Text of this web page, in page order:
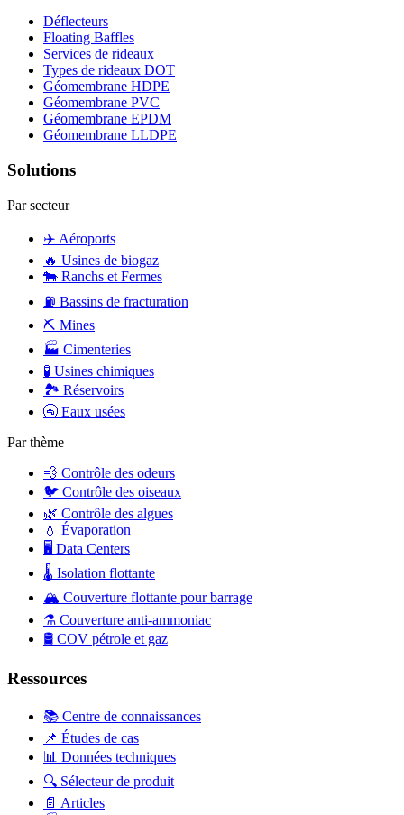
Déflecteurs
Floating Baffles
Services de rideaux
Types de rideaux DOT
Géomembrane HDPE
Géomembrane PVC
Géomembrane EPDM
Géomembrane LLDPE
Solutions
Par secteur
✈️ Aéroports
🔥 Usines de biogaz
🐄 Ranchs et Fermes
⛽ Bassins de fracturation
⛏️ Mines
🏭 Cimenteries
🧪 Usines chimiques
🏞️ Réservoirs
🚰 Eaux usées
Par thème
💨 Contrôle des odeurs
🐦 Contrôle des oiseaux
🌿 Contrôle des algues
💧 Évaporation
🖥️ Data Centers
🌡️ Isolation flottante
🏔️ Couverture flottante pour barrage
⚗️ Couverture anti-ammoniac
🛢️ COV pétrole et gaz
Ressources
📚 Centre de connaissances
📌 Études de cas
📊 Données techniques
🔍 Sélecteur de produit
📄 Articles